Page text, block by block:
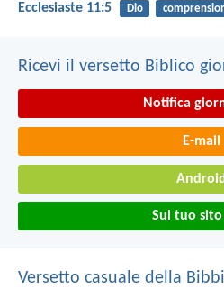
Ecclesiaste 11:5 Dio
Ricevi il versetto Biblico
Notifica
E-mail
Android
Sul tuo
Versetto casuale della